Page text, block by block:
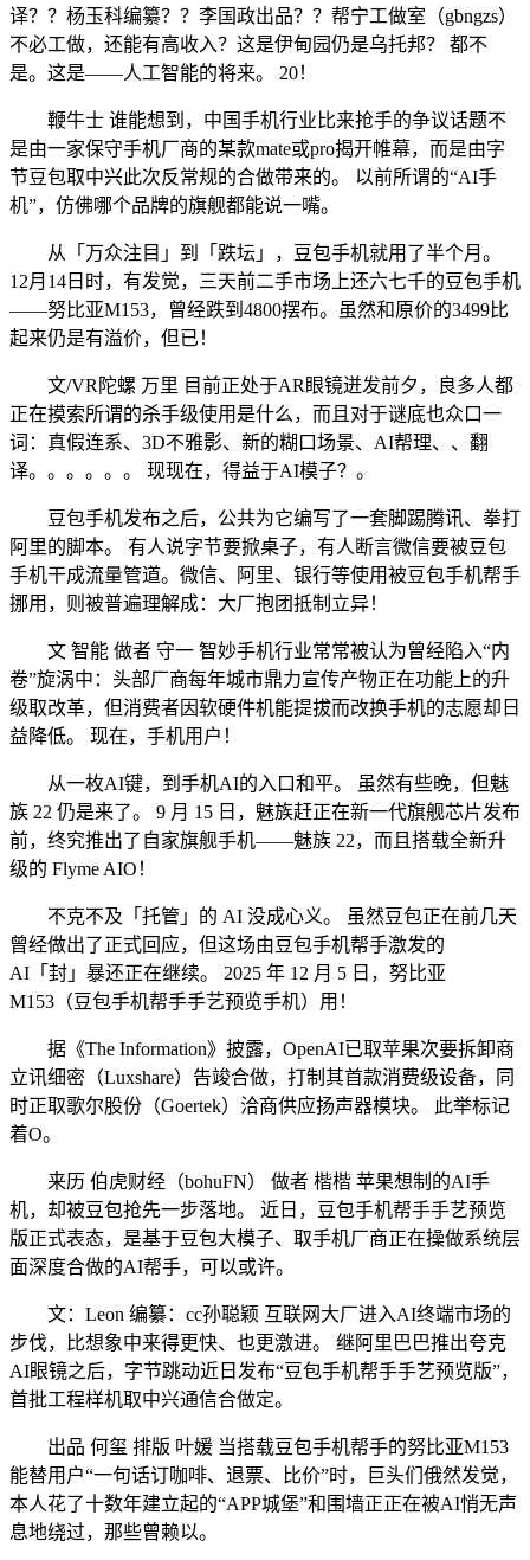
译？？杨玉科编纂？？李国政出品？？帮宁工做室（gbngzs）
不必工做，还能有高收入？这是伊甸园仍是乌托邦？ 都不
是。这是——人工智能的将来。 20！
鞭牛士 谁能想到，中国手机行业比来抢手的争议话题不
是由一家保守手机厂商的某款mate或pro揭开帷幕，而是由字
节豆包取中兴此次反常规的合做带来的。 以前所谓的“AI手
机”，仿佛哪个品牌的旗舰都能说一嘴。
从「万众注目」到「跌坛」，豆包手机就用了半个月。
12月14日时，有发觉，三天前二手市场上还六七千的豆包手机
——努比亚M153，曾经跌到4800摆布。虽然和原价的3499比
起来仍是有溢价，但已！
文/VR陀螺 万里 目前正处于AR眼镜迸发前夕，良多人都
正在摸索所谓的杀手级使用是什么，而且对于谜底也众口一
词：真假连系、3D不雅影、新的糊口场景、AI帮理、、翻
译。。。。。。 现现在，得益于AI模子？。
豆包手机发布之后，公共为它编写了一套脚踢腾讯、拳打
阿里的脚本。 有人说字节要掀桌子，有人断言微信要被豆包
手机干成流量管道。微信、阿里、银行等使用被豆包手机帮手
挪用，则被普遍理解成：大厂抱团抵制立异！
文 智能 做者 守一 智妙手机行业常常被认为曾经陷入“内
卷”旋涡中：头部厂商每年城市鼎力宣传产物正在功能上的升
级取改革，但消费者因软硬件机能提拔而改换手机的志愿却日
益降低。 现在，手机用户！
从一枚AI键，到手机AI的入口和平。 虽然有些晚，但魅
族 22 仍是来了。 9 月 15 日，魅族赶正在新一代旗舰芯片发布
前，终究推出了自家旗舰手机——魅族 22，而且搭载全新升
级的 Flyme AIO！
不克不及「托管」的 AI 没成心义。 虽然豆包正在前几天
曾经做出了正式回应，但这场由豆包手机帮手激发的
AI「封」暴还正在继续。 2025 年 12 月 5 日，努比亚
M153（豆包手机帮手手艺预览手机）用！
据《The Information》披露，OpenAI已取苹果次要拆卸商
立讯细密（Luxshare）告竣合做，打制其首款消费级设备，同
时正取歌尔股份（Goertek）洽商供应扬声器模块。 此举标记
着O。
来历 伯虎财经（bohuFN） 做者 楷楷 苹果想制的AI手
机，却被豆包抢先一步落地。 近日，豆包手机帮手手艺预览
版正式表态，是基于豆包大模子、取手机厂商正在操做系统层
面深度合做的AI帮手，可以或许。
文：Leon 编纂：cc孙聪颖 互联网大厂进入AI终端市场的
步伐，比想象中来得更快、也更激进。 继阿里巴巴推出夸克
AI眼镜之后，字节跳动近日发布“豆包手机帮手手艺预览版”，
首批工程样机取中兴通信合做定。
出品 何玺 排版 叶媛 当搭载豆包手机帮手的努比亚M153
能替用户“一句话订咖啡、退票、比价”时，巨头们俄然发觉，
本人花了十数年建立起的“APP城堡”和围墙正正在被AI悄无声
息地绕过，那些曾赖以。